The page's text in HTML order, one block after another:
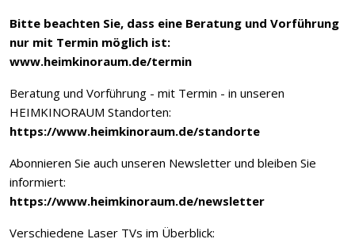
Bitte beachten Sie, dass eine Beratung und Vorführung
nur mit Termin möglich ist:
www.heimkinoraum.de/termin
Beratung und Vorführung - mit Termin - in unseren
HEIMKINORAUM Standorten:
https://www.heimkinoraum.de/standorte
Abonnieren Sie auch unseren Newsletter und bleiben Sie
informiert:
https://www.heimkinoraum.de/newsletter
Verschiedene Laser TVs im Überblick: